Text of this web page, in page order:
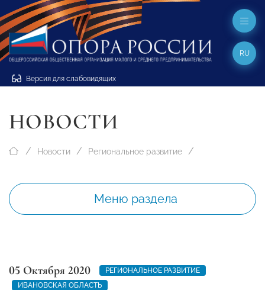
Версия для слабовидящих
RU
НОВОСТИ
Новости Региональное развитие
Меню раздела
05 Октября 2020
РЕГИОНАЛЬНОЕ РАЗВИТИЕ
ИВАНОВСКАЯ ОБЛАСТЬ